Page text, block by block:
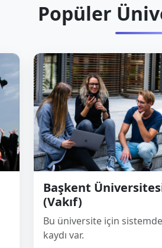
Popüler
Başkent
(Vakıf)
Bu üniversite için
kaydı var.